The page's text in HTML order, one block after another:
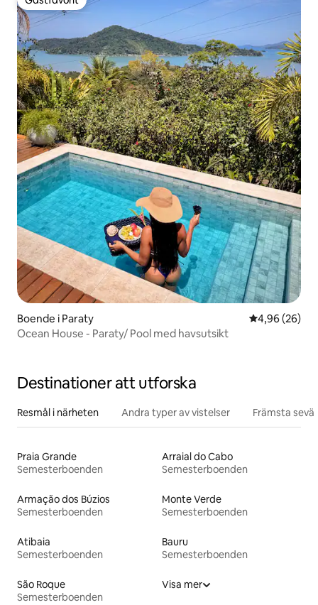
Gästfavorit
Boende i Paraty 4,96 av 5 i
4,96 (26)
Ocean House - Paraty/ Pool med havsutsikt
Destinationer att utforska
Resmål i närheten Andra typer av vistelser Främsta
Praia Grande
Semesterboenden
Arraial do Cabo
Semesterboenden
Armação dos Búzios
Semesterboenden
Monte Verde
Semesterboenden
Atibaia
Semesterboenden
Bauru
Semesterboenden
São Roque
Semesterboenden
Visa mer